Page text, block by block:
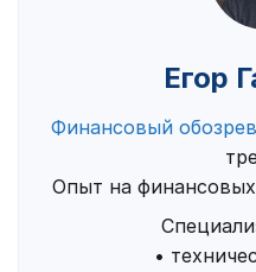
Егор
Финансовый
Опыт на
•